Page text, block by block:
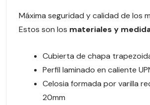
Máxima seguridad y calidad de los
Estos son los materiales y
Cubierta de chapa
Perfil laminado en caliente
Celosia formada por varilla
20mm